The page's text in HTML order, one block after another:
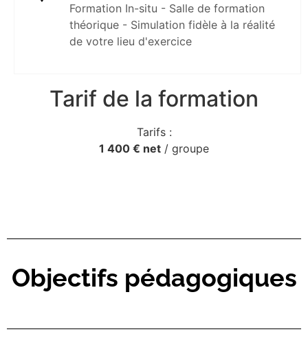
Formation In-situ - Salle de formation
théorique - Simulation fidèle à la réalité
de votre lieu d'exercice
Tarif de la formation
Tarifs :
1 400 € net / groupe
Objectifs pédagogiques